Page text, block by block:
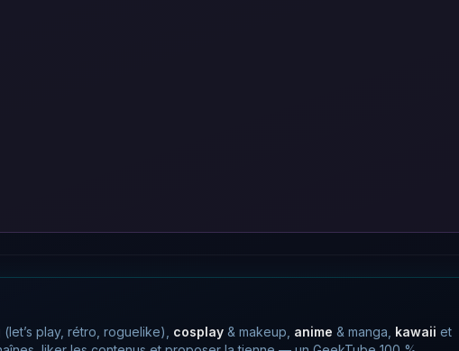
(let’s play, rétro, roguelike), cosplay & makeup, anime & manga, kawaii et